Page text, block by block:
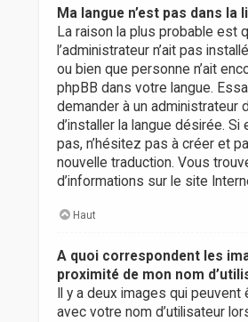
Ma langue n’est pas dans la
La raison la plus probable est
l’administrateur n’ait pas
ou bien que personne n’ait
phpBB dans votre langue.
demander à un administrateur
d’installer la langue désirée. Si
pas, n’hésitez pas à créer et
nouvelle traduction. Vous
d’informations sur le site
Haut
A quoi correspondent les
proximité de mon nom
Il y a deux images qui
avec votre nom d’utilisateur